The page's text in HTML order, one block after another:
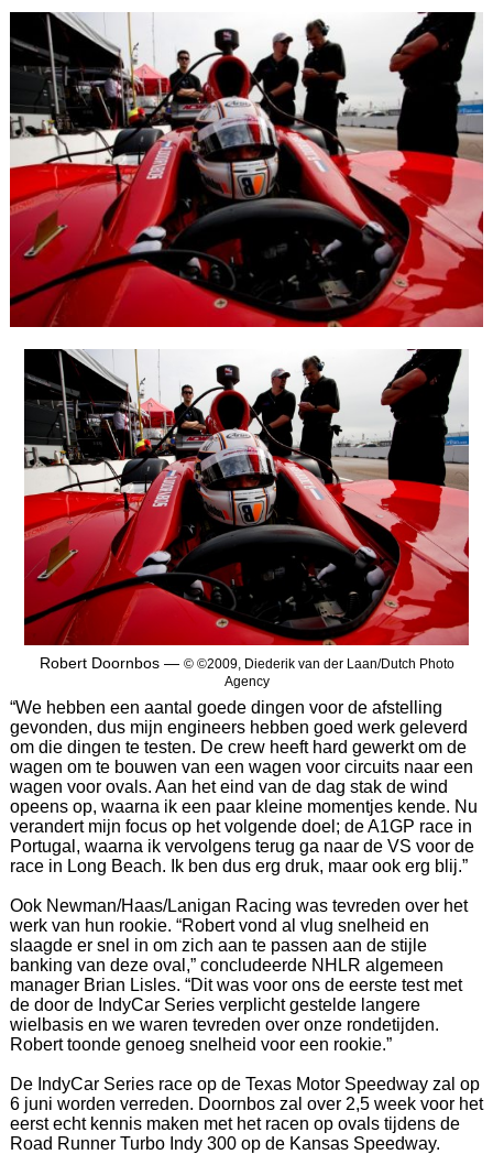
Robert Doornbos — © ©2009, Diederik van der Laan/Dutch Photo
Agency
“We hebben een aantal goede dingen voor de afstelling
gevonden, dus mijn engineers hebben goed werk geleverd
om die dingen te testen. De crew heeft hard gewerkt om de
wagen om te bouwen van een wagen voor circuits naar een
wagen voor ovals. Aan het eind van de dag stak de wind
opeens op, waarna ik een paar kleine momentjes kende. Nu
verandert mijn focus op het volgende doel; de A1GP race in
Portugal, waarna ik vervolgens terug ga naar de VS voor de
race in Long Beach. Ik ben dus erg druk, maar ook erg blij.”
Ook Newman/Haas/Lanigan Racing was tevreden over het
werk van hun rookie. “Robert vond al vlug snelheid en
slaagde er snel in om zich aan te passen aan de stijle
banking van deze oval,” concludeerde NHLR algemeen
manager Brian Lisles. “Dit was voor ons de eerste test met
de door de IndyCar Series verplicht gestelde langere
wielbasis en we waren tevreden over onze rondetijden.
Robert toonde genoeg snelheid voor een rookie.”
De IndyCar Series race op de Texas Motor Speedway zal op
6 juni worden verreden. Doornbos zal over 2,5 week voor het
eerst echt kennis maken met het racen op ovals tijdens de
Road Runner Turbo Indy 300 op de Kansas Speedway.